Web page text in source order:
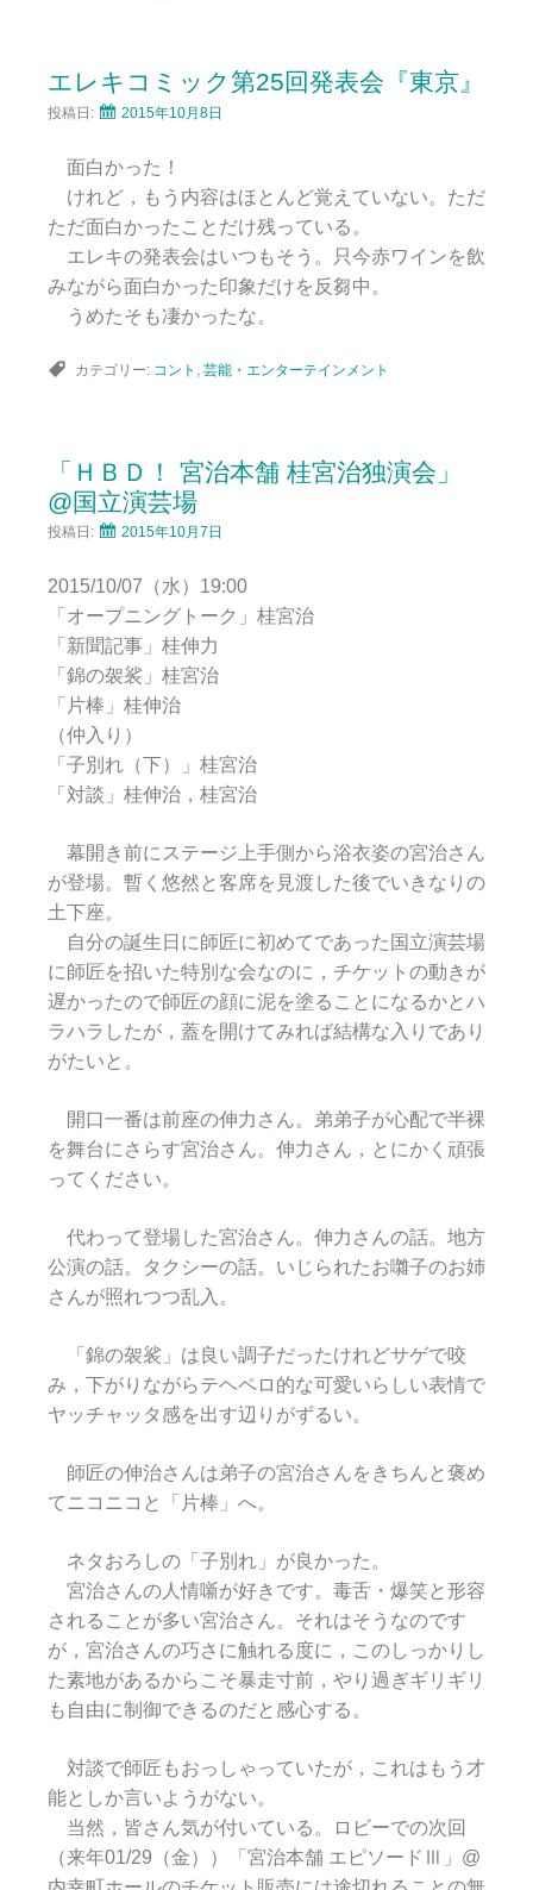
エレキコミック第25回発表会『東京』
投稿日: 2015年10月8日
面白かった！
けれど，もう内容はほとんど覚えていない。ただ
ただ面白かったことだけ残っている。
エレキの発表会はいつもそう。只今赤ワインを飲
みながら面白かった印象だけを反芻中。
うめたそも凄かったな。
カテゴリー: コント 芸能・エンターテインメント
「ＨＢＤ！ 宮治本舗 桂宮治独演会」
@国立演芸場
投稿日: 2015年10月7日
2015/10/07（水）19:00
「オープニングトーク」桂宮治
「新聞記事」桂伸力
「錦の袈裟」桂宮治
「片棒」桂伸治
（仲入り）
「子別れ（下）」桂宮治
「対談」桂伸治，桂宮治
幕開き前にステージ上手側から浴衣姿の宮治さん
が登場。暫く悠然と客席を見渡した後でいきなりの
土下座。
自分の誕生日に師匠に初めてであった国立演芸場
に師匠を招いた特別な会なのに，チケットの動きが
遅かったので師匠の顔に泥を塗ることになるかとハ
ラハラしたが，蓋を開けてみれば結構な入りであり
がたいと。
開口一番は前座の伸力さん。弟弟子が心配で半裸
を舞台にさらす宮治さん。伸力さん，とにかく頑張
ってください。
代わって登場した宮治さん。伸力さんの話。地方
公演の話。タクシーの話。いじられたお囃子のお姉
さんが照れつつ乱入。
「錦の袈裟」は良い調子だったけれどサゲで咬
み，下がりながらテヘペロ的な可愛いらしい表情で
ヤッチャッタ感を出す辺りがずるい。
師匠の伸治さんは弟子の宮治さんをきちんと褒め
てニコニコと「片棒」へ。
ネタおろしの「子別れ」が良かった。
宮治さんの人情噺が好きです。毒舌・爆笑と形容
されることが多い宮治さん。それはそうなのです
が，宮治さんの巧さに触れる度に，このしっかりし
た素地があるからこそ暴走寸前，やり過ぎギリギリ
も自由に制御できるのだと感心する。
対談で師匠もおっしゃっていたが，これはもう才
能としか言いようがない。
当然，皆さん気が付いている。ロビーでの次回
（来年01/29（金））「宮治本舗 エピソードⅢ」@